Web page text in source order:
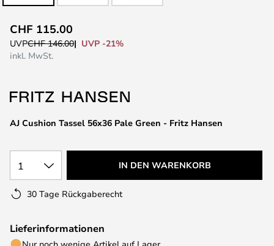
Anfang
der
AJ Cushion Tassel 56x36 Pale Green - Fritz Hansen
CHF 115.00
UVPCHF 146.00
UVP -21%
inkl. MwSt.
1 IN DEN WARENKORB
30 Tage Rückgaberecht
Lieferinformationen